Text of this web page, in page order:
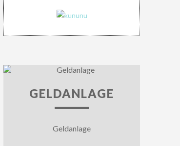
GELDANLAGE
Geldanlage